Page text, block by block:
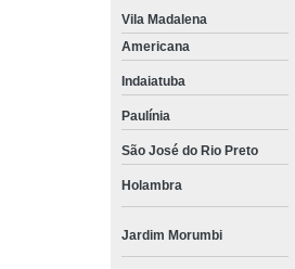
Vila Madalena
Americana
Indaiatuba
Paulínia
São José do Rio Preto
Holambra
Jardim Morumbi